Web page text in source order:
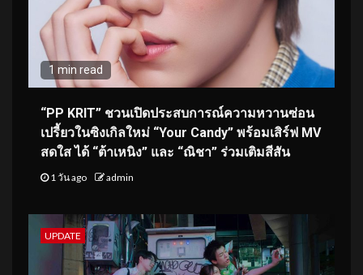
1 min read
“PP KRIT” ชวนเปิดประสบการณ์ความหวานซ่อน
เปรี้ยวในซิงเกิลใหม่ “Your Candy” พร้อมเสิร์ฟ MV
สดใส ได้ “ต้าเหนิง” และ “ณิชา” ร่วมเติมสีสัน
1 วัน ago admin
UPDATE